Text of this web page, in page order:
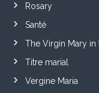
Rosary
Santé
The Virgin Mary in
Titre marial
Vergine Maria